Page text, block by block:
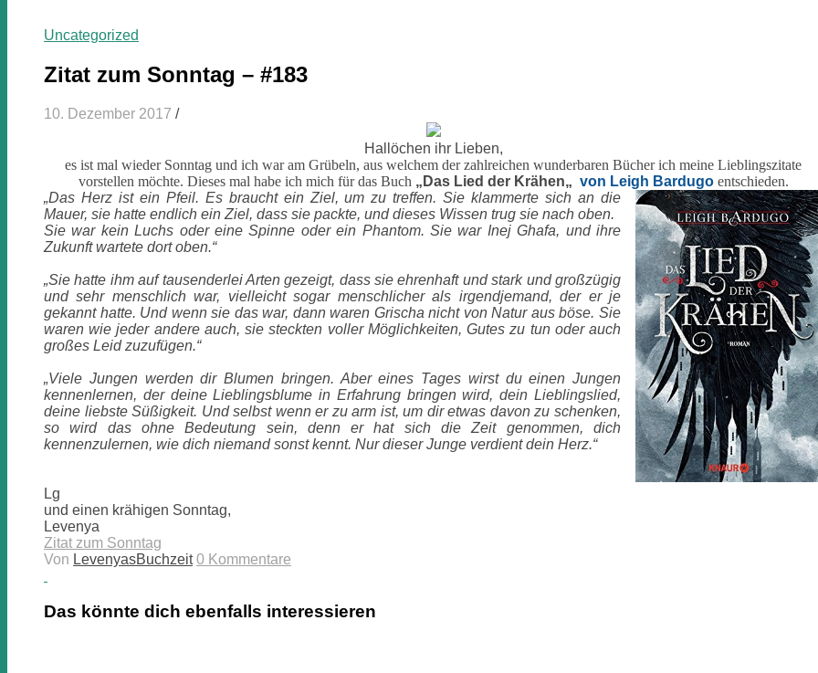
Uncategorized
Zitat zum Sonntag – #183
10. Dezember 2017 /
Hallöchen ihr Lieben,
es ist mal wieder Sonntag und ich war am Grübeln, aus welchem der zahlreichen wunderbaren Bücher ich meine Lieblingszitate
vorstellen möchte. Dieses mal habe ich mich für das Buch „Das Lied der Krähen„ von Leigh Bardugo entschieden.
„Das Herz ist ein Pfeil. Es braucht ein Ziel, um zu treffen. Sie klammerte sich an die
Mauer, sie hatte endlich ein Ziel, dass sie packte, und dieses Wissen trug sie nach oben.
Sie war kein Luchs oder eine Spinne oder ein Phantom. Sie war Inej Ghafa, und ihre
Zukunft wartete dort oben.“
„Sie hatte ihm auf tausenderlei Arten gezeigt, dass sie ehrenhaft und stark und großzügig
und sehr menschlich war, vielleicht sogar menschlicher als irgendjemand, der er je
gekannt hatte. Und wenn sie das war, dann waren Grischa nicht von Natur aus böse. Sie
waren wie jeder andere auch, sie steckten voller Möglichkeiten, Gutes zu tun oder auch
großes Leid zuzufügen.“
„Viele Jungen werden dir Blumen bringen. Aber eines Tages wirst du einen Jungen
kennenlernen, der deine Lieblingsblume in Erfahrung bringen wird, dein Lieblingslied,
deine liebste Süßigkeit. Und selbst wenn er zu arm ist, um dir etwas davon zu schenken,
so wird das ohne Bedeutung sein, denn er hat sich die Zeit genommen, dich
kennenzulernen, wie dich niemand sonst kennt. Nur dieser Junge verdient dein Herz.“
Lg
und einen krähigen Sonntag,
Levenya
Zitat zum Sonntag
Von LevenyasBuchzeit 0 Kommentare
Das könnte dich ebenfalls interessieren